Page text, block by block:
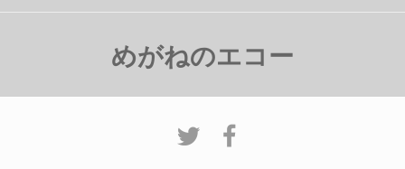
めがねのエコー